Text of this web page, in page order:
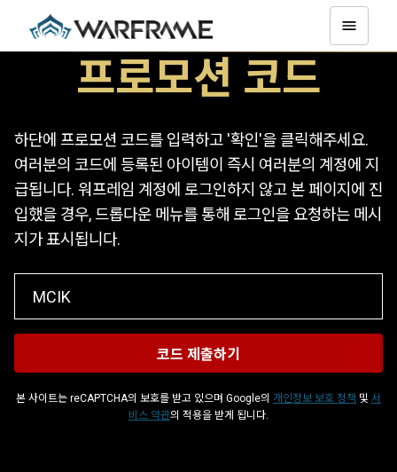
프로모션 코드
하단에 프로모션 코드를 입력하고 '확인'을 클릭해주세요.
여러분의 코드에 등록된 아이템이 즉시 여러분의 계정에 지
급됩니다. 워프레임 계정에 로그인하지 않고 본 페이지에 진
입했을 경우, 드롭다운 메뉴를 통해 로그인을 요청하는 메시
지가 표시됩니다.
본 사이트는 reCAPTCHA의 보호를 받고 있으며 Google의 개인정보 보호 정책 및 서
비스 약관의 적용을 받게 됩니다.